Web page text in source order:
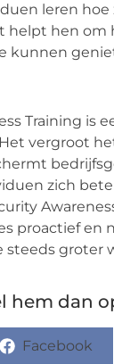
leren
helpt hen
kunnen
Training is
vergroot
zich
proactief en
steeds groter
hem dan
Facebook